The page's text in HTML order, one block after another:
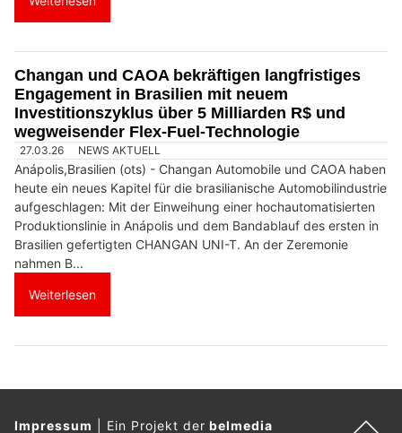
Changan und CAOA bekräftigen langfristiges
Engagement in Brasilien mit neuem
Investitionszyklus über 5 Milliarden R$ und
wegweisender Flex-Fuel-Technologie
27.03.26 NEWS AKTUELL
Anápolis,Brasilien (ots) - Changan Automobile und CAOA haben
heute ein neues Kapitel für die brasilianische Automobilindustrie
aufgeschlagen: Mit der Einweihung einer hochautomatisierten
Produktionslinie in Anápolis und dem Bandablauf des ersten in
Brasilien gefertigten CHANGAN UNI-T. An der Zeremonie
nahmen B...
Weiterlesen
Impressum Ein Projekt derbelmedia